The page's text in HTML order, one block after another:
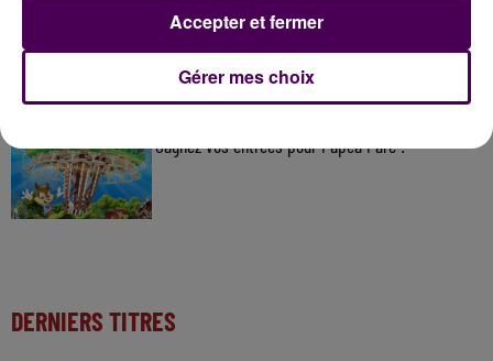
11 juillet 2026
Inscrivez-vous au casting The Voice & The Voice
Kids !
Gagnez vos entrées pour Papéa Parc !
DERNIERS TITRES
Gérer mes choix
Accepter et fermer